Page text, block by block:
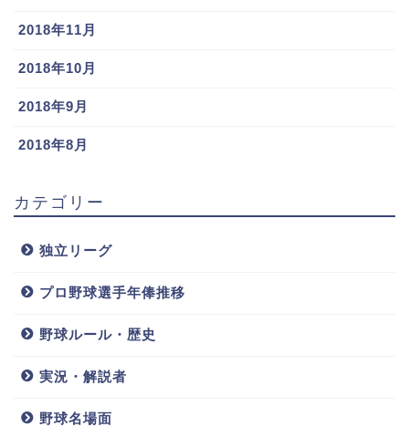
2018年11月
2018年10月
2018年9月
2018年8月
カテゴリー
独立リーグ
プロ野球選手年俸推移
野球ルール・歴史
実況・解説者
野球名場面